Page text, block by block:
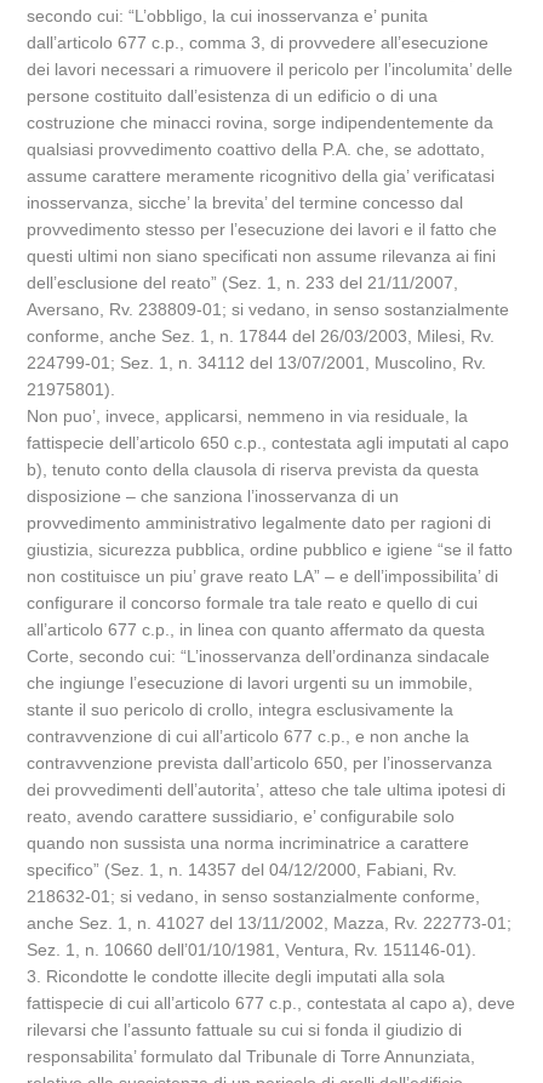
secondo cui: “L’obbligo, la cui inosservanza e’ punita
dall’articolo 677 c.p., comma 3, di provvedere all’esecuzione
dei lavori necessari a rimuovere il pericolo per l’incolumita’ delle
persone costituito dall’esistenza di un edificio o di una
costruzione che minacci rovina, sorge indipendentemente da
qualsiasi provvedimento coattivo della P.A. che, se adottato,
assume carattere meramente ricognitivo della gia’ verificatasi
inosservanza, sicche’ la brevita’ del termine concesso dal
provvedimento stesso per l’esecuzione dei lavori e il fatto che
questi ultimi non siano specificati non assume rilevanza ai fini
dell’esclusione del reato” (Sez. 1, n. 233 del 21/11/2007,
Aversano, Rv. 238809-01; si vedano, in senso sostanzialmente
conforme, anche Sez. 1, n. 17844 del 26/03/2003, Milesi, Rv.
224799-01; Sez. 1, n. 34112 del 13/07/2001, Muscolino, Rv.
21975801).
Non puo’, invece, applicarsi, nemmeno in via residuale, la
fattispecie dell’articolo 650 c.p., contestata agli imputati al capo
b), tenuto conto della clausola di riserva prevista da questa
disposizione – che sanziona l’inosservanza di un
provvedimento amministrativo legalmente dato per ragioni di
giustizia, sicurezza pubblica, ordine pubblico e igiene “se il fatto
non costituisce un piu’ grave reato LA” – e dell’impossibilita’ di
configurare il concorso formale tra tale reato e quello di cui
all’articolo 677 c.p., in linea con quanto affermato da questa
Corte, secondo cui: “L’inosservanza dell’ordinanza sindacale
che ingiunge l’esecuzione di lavori urgenti su un immobile,
stante il suo pericolo di crollo, integra esclusivamente la
contravvenzione di cui all’articolo 677 c.p., e non anche la
contravvenzione prevista dall’articolo 650, per l’inosservanza
dei provvedimenti dell’autorita’, atteso che tale ultima ipotesi di
reato, avendo carattere sussidiario, e’ configurabile solo
quando non sussista una norma incriminatrice a carattere
specifico” (Sez. 1, n. 14357 del 04/12/2000, Fabiani, Rv.
218632-01; si vedano, in senso sostanzialmente conforme,
anche Sez. 1, n. 41027 del 13/11/2002, Mazza, Rv. 222773-01;
Sez. 1, n. 10660 dell’01/10/1981, Ventura, Rv. 151146-01).
3. Ricondotte le condotte illecite degli imputati alla sola
fattispecie di cui all’articolo 677 c.p., contestata al capo a), deve
rilevarsi che l’assunto fattuale su cui si fonda il giudizio di
responsabilita’ formulato dal Tribunale di Torre Annunziata,